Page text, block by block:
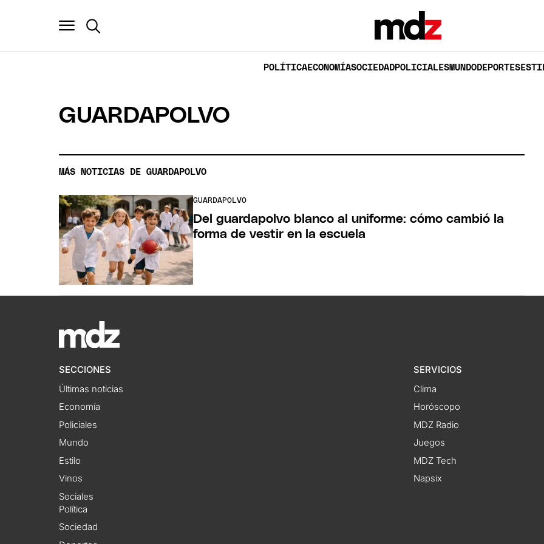
POLÍTICAECONOMÍASOCIEDADPOLICIALESMUNDODEPORTES
GUARDAPOLVO
MÁS NOTICIAS DE GUARDAPOLVO
GUARDAPOLVO
Del guardapolvo blanco al uniforme: cómo cambió la
forma de vestir en la escuela
SECCIONES
Últimas noticias
Economía
Policiales
Mundo
Estilo
Vinos
Sociales
Política
Sociedad
SERVICIOS
Clima
Horóscopo
MDZ Radio
Juegos
MDZ Tech
Napsix